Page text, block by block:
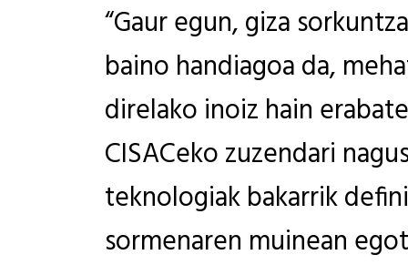
“Gaur egun, giza
baino handiagoa da,
direlako inoiz hain
CISACeko zuzendari
teknologiak bakarrik
sormenaren muinean